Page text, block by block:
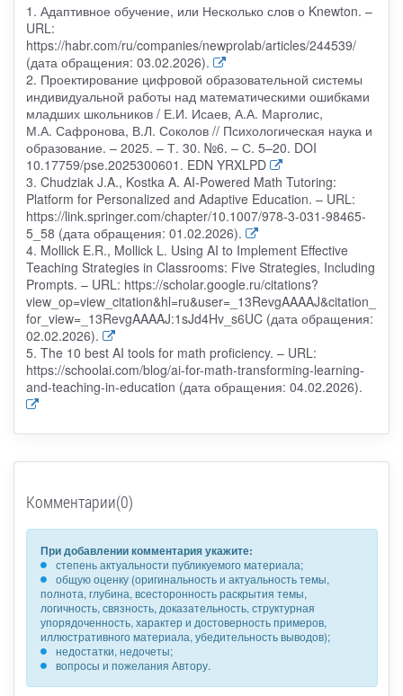
1. Адаптивное обучение, или Несколько слов о Knewton. –
URL:
https://habr.com/ru/companies/newprolab/articles/244539/
(дата обращения: 03.02.2026).
2. Проектирование цифровой образовательной системы
индивидуальной работы над математическими ошибками
младших школьников / Е.И. Исаев, А.А. Марголис,
М.А. Сафронова, В.Л. Соколов // Психологическая наука и
образование. – 2025. – Т. 30. №6. – С. 5–20. DOI
10.17759/pse.2025300601. EDN YRXLPD
3. Chudziak J.A., Kostka A. AI-Powered Math Tutoring:
Platform for Personalized and Adaptive Education. – URL:
https://link.springer.com/chapter/10.1007/978-3-031-98465-
5_58 (дата обращения: 01.02.2026).
4. Mollick E.R., Mollick L. Using AI to Implement Effective
Teaching Strategies in Classrooms: Five Strategies, Including
Prompts. – URL: https://scholar.google.ru/citations?
view_op=view_citation&hl=ru&user=_13RevgAAAAJ&citation_
for_view=_13RevgAAAAJ:1sJd4Hv_s6UC (дата обращения:
02.02.2026).
5. The 10 best AI tools for math proficiency. – URL:
https://schoolai.com/blog/ai-for-math-transforming-learning-
and-teaching-in-education (дата обращения: 04.02.2026).
Комментарии(0)
При добавлении комментария укажите:
степень актуальности публикуемого материала;
общую оценку (оригинальность и актуальность темы,
полнота, глубина, всесторонность раскрытия темы,
логичность, связность, доказательность, структурная
упорядоченность, характер и достоверность примеров,
иллюстративного материала, убедительность выводов);
недостатки, недочеты;
вопросы и пожелания Автору.